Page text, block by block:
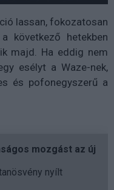
lassan, fokozatosan
következő hetekben
majd. Ha eddig nem
esélyt a Waze-nek,
és pofonegyszerű a
mozgást az új
nyílt